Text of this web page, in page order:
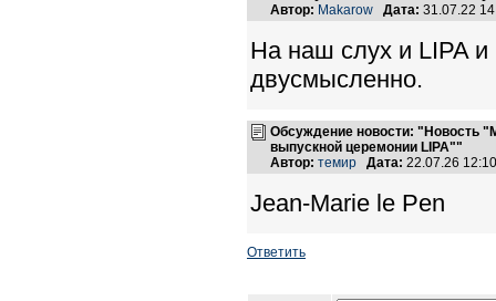
Автор: Makarow Дата: 31.07.22
На наш слух и LIPA и
двусмысленно.
Обсуждение новости: "Новость
выпускной церемонии LIPA""
Автор: темир Дата: 22.07.26
Jean-Marie le Pen
Ответить